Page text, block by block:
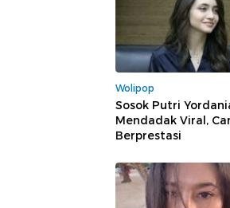
Wolipop
Sosok Putri
Mendadak Viral,
Berprestasi